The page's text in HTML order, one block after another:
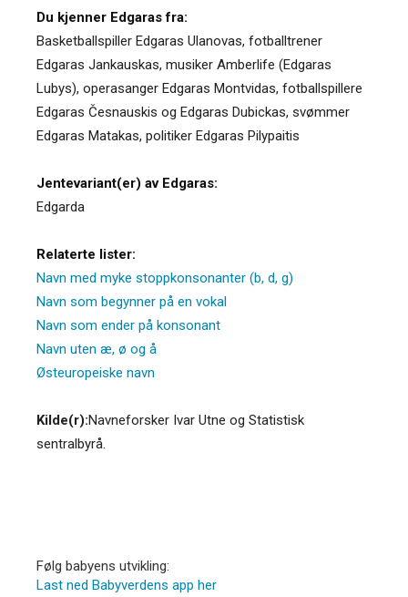
Du kjenner Edgaras fra:
Basketballspiller Edgaras Ulanovas, fotballtrener
Edgaras Jankauskas, musiker Amberlife (Edgaras
Lubys), operasanger Edgaras Montvidas, fotballspillere
Edgaras Česnauskis og Edgaras Dubickas, svømmer
Edgaras Matakas, politiker Edgaras Pilypaitis
Jentevariant(er) av Edgaras:
Edgarda
Relaterte lister:
Navn med myke stoppkonsonanter (b, d, g)
Navn som begynner på en vokal
Navn som ender på konsonant
Navn uten æ, ø og å
Østeuropeiske navn
Kilde(r):Navneforsker Ivar Utne og Statistisk
sentralbyrå.
Følg babyens utvikling:
Last ned Babyverdens app her